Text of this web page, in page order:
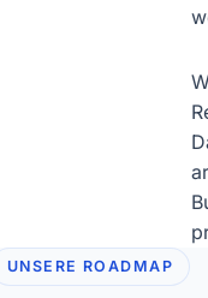
UNSERE ROADMAP